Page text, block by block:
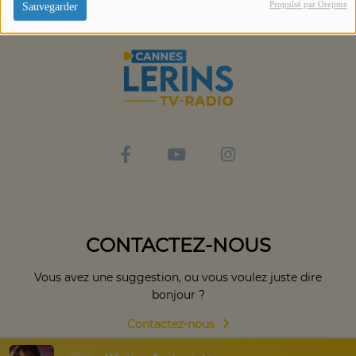
Sauvegarder Propulsé par Orejime
CONTACTEZ-NOUS
Vous avez une suggestion, ou vous voulez juste dire
bonjour ?
Contactez-nous